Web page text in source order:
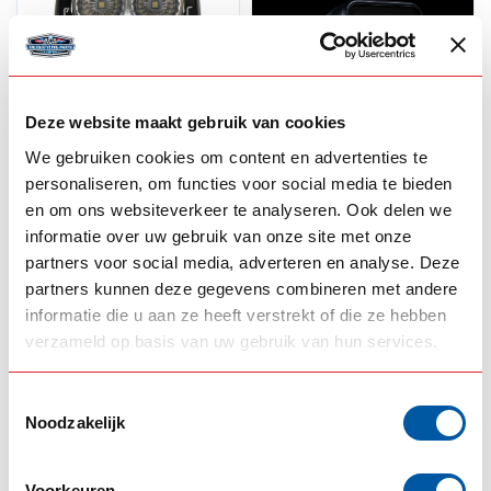
Deze website maakt gebruik van cookies
We gebruiken cookies om content en advertenties te
personaliseren, om functies voor social media te bieden
en om ons websiteverkeer te analyseren. Ook delen we
informatie over uw gebruik van onze site met onze
partners voor social media, adverteren en analyse. Deze
partners kunnen deze gegevens combineren met andere
informatie die u aan ze heeft verstrekt of die ze hebben
verzameld op basis van uw gebruik van hun services.
Noodzakelijk
LAZER
Lazer Utility-25 LED-
Arbeitslampe 80 mm
Produkt ansehen
STRANDS
Strands Siberia XP
Qube
Produkt ansehen